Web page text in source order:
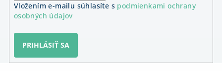
Vložením e-mailu súhlasíte s podmienkami ochrany
osobných údajov
PRIHLÁSIŤ SA